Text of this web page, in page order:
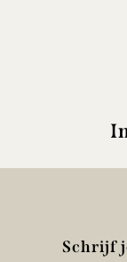
Schrijf